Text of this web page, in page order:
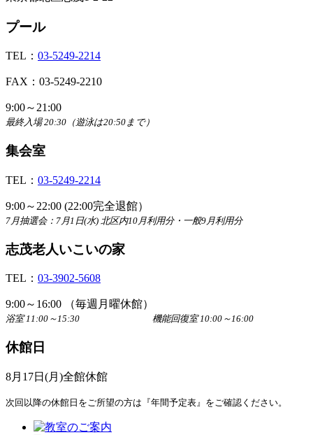
プール
TEL： 03-5249-2214
FAX：03-5249-2210
9:00～21:00
最終入場 20:30（遊泳は20:50まで）
集会室
TEL： 03-5249-2214
9:00～22:00 (22:00完全退館）
7月抽選会：7月1日(水) 北区内10月利用分・一般9月利用分
志茂老人いこいの家
TEL： 03-3902-5608
9:00～16:00 （毎週月曜休館）
浴室 11:00～15:30 機能回復室 10:00～16:00
休館日
8月17日(月)全館休館
次回以降の休館日をご所望の方は『年間予定表』をご確認ください。